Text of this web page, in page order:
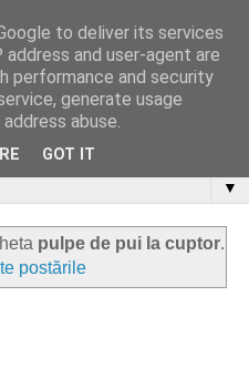
▼
pulpe de pui la cuptor.
postările
to deliver its services
and user-agent are
performance and security
generate usage
abuse.
GOT IT